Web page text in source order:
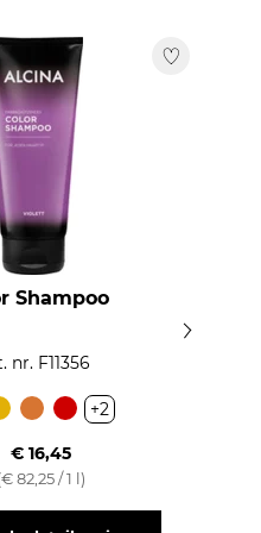
Shampoo
nr. F11356
+2
€ 16,45
82,25 / 1 l)